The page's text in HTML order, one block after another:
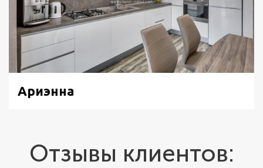
Ариэнна
Отзывы клиентов: